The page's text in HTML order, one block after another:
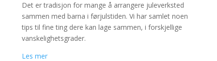
Det er tradisjon for mange å arrangere juleverksted
sammen med barna i førjulstiden. Vi har samlet noen
tips til fine ting dere kan lage sammen, i forskjellige
vanskelighetsgrader.
Les mer